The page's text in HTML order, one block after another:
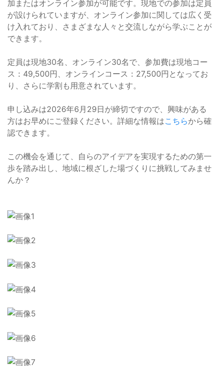
加またはオンライン参加が可能です。現地での参加は定員
が設けられていますが、オンライン参加に関しては広く受
け入れており、さまざまな人々と交流しながら学ぶことが
できます。
定員は現地30名、オンライン30名で、参加費は現地コー
ス：49,500円、オンラインコース：27,500円となってお
り、さらに学割も用意されています。
申し込みは2026年6月29日が締切ですので、興味がある
方はお早めにご登録ください。詳細な情報はこちらから確
認できます。
この機会を通じて、自らのアイデアを実現するための第一
歩を踏み出し、地域に根ざした場づくりに挑戦してみませ
んか？